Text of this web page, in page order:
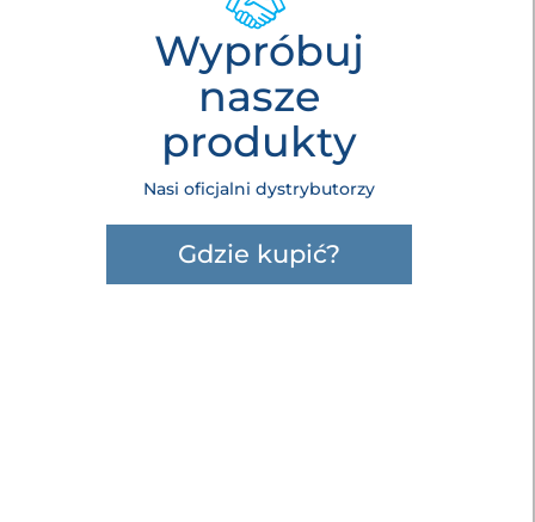
Wypróbuj
nasze
produkty
Nasi oficjalni dystrybutorzy
Gdzie kupić?